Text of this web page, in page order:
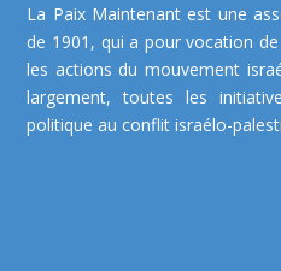
La Paix Maintenant est une
de 1901, qui a pour vocation
les actions du mouvement
largement, toutes les
politique au conflit israélo-